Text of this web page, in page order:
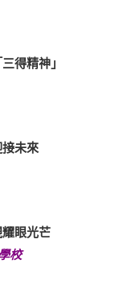
得精神」
未來
眼光芒
校